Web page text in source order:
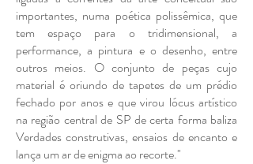
importantes, numa poética polissêmica, que
tem espaço para o tridimensional, a
performance, a pintura e o desenho, entre
outros meios. O conjunto de peças cujo
material é oriundo de tapetes de um prédio
fechado por anos e que virou lócus artístico
na região central de SP de certa forma baliza
Verdades construtivas, ensaios de encanto e
lança um ar de enigma ao recorte."